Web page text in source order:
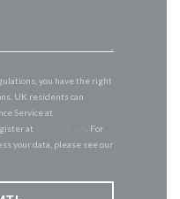
you have the right
UK residents can
Service at
at
. For
your data, please see our